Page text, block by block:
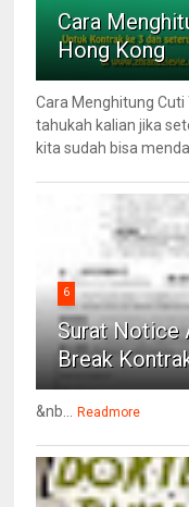
Cara
Hong Kong
Cara Menghitung Cuti
tahukah kalian jika
kita sudah bisa
6
Surat Notice
Break
&nb... Readmore